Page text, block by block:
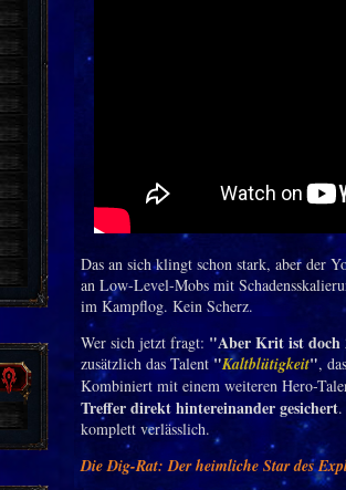
Das an sich klingt schon stark, aber der
an Low-Level-Mobs mit
im Kampflog. Kein Scherz.
Wer sich jetzt fragt: "Aber Krit ist doch
zusätzlich das Talent"Kaltblütigkeit",
Kombiniert mit einem weiteren Hero-
Treffer direkt hintereinander gesichert.
komplett verlässlich.
Die Dig-Rat: Der heimliche Star des